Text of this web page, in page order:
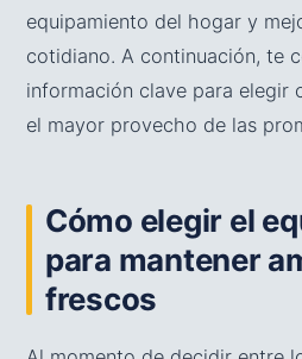
equipamiento del hogar y
cotidiano. A continuación, te
información clave para elegir
el mayor provecho de las
Cómo elegir el
para mantener
frescos